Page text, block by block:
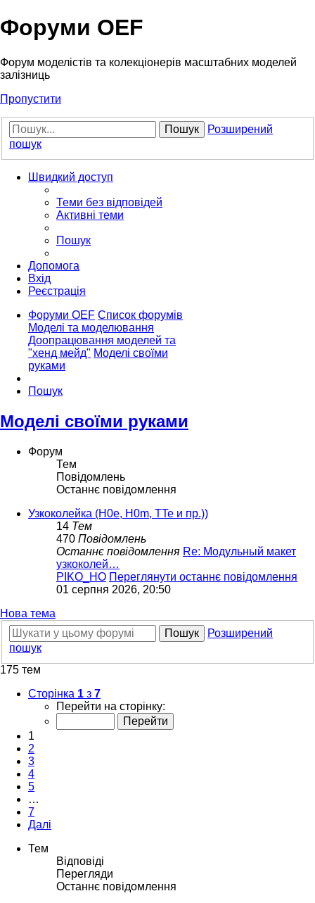
Форуми OEF
Форум моделістів та колекціонерів масштабних моделей
залізниць
Пропустити
Пошук
Розширений
пошук
Швидкий доступ
Теми без відповідей
Активні теми
Пошук
Допомога
Вхід
Реєстрація
Форуми OEF Список форумів
Моделі та моделювання
Доопрацювання моделей та
"хенд мейд" Моделі своїми
руками
Пошук
Моделі своїми руками
Форум
Тем
Повідомлень
Останнє повідомлення
Узкоколейка (H0e, H0m, TTe и пр.))
14 Тем
470 Повідомлень
Останнє повідомлення Re: Модульный макет
узкоколей…
PIKO_HO Переглянути останнє повідомлення
01 серпня 2026, 20:50
Нова тема
Пошук
Розширений
пошук
175 тем
Сторінка 1 з 7
Перейти на сторінку:
1
2
3
4
5
…
7
Далі
Тем
Відповіді
Перегляди
Останнє повідомлення